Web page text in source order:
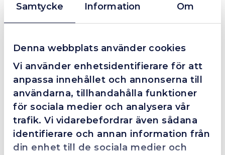
Samtycke Information Om
Denna webbplats använder cookies
Vi använder enhetsidentifierare för att
anpassa innehållet och annonserna till
användarna, tillhandahålla funktioner
för sociala medier och analysera vår
trafik. Vi vidarebefordrar även sådana
identifierare och annan information från
din enhet till de sociala medier och
Ytterligare Information
Kombinerar med
Finns i lager